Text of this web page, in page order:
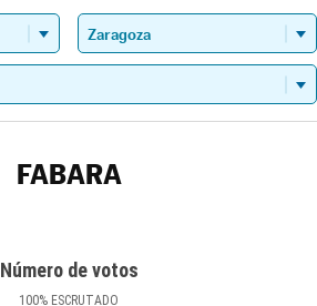
FABARA
Número de votos
100% ESCRUTADO